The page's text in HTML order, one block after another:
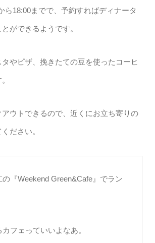
ら18:00までで、予約すればディナータ
ができるようです。
タやピザ、挽きたての豆を使ったコーヒ
ウトできるので、近くにお立ち寄りの
ださい。
『Weekend Green&Cafe』でラン
フェっていいよなあ。